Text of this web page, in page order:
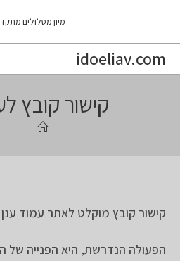
content
מיון מסלולים
idoeliav.com
קישור קובץ
קישור קובץ מוקלט לאתר עמוד ענן
הפעולה הנדרשת, היא הפנייה של